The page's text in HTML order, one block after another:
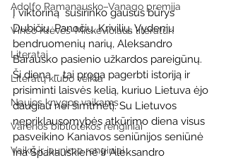
Adolfo Ramanausko–Vanago premija
Vinco Krėvės-Mickevičiaus literatūr
Literatai
Literatų klubo veikla
Naujos knygos vaikams
Varėnos bibliotekos renginiai
Vaikų ir jaunimo renginiai
Į viktoriną  susirinko gausus būrys
Dubičių, Panočių, Krivilių, Vydenių
bendruomenių narių, Aleksandro
Barausko pasienio užkardos pareigūnų.
Ši diena – tai proga pagerbti istoriją ir
prisiminti laisvės kelią, kuriuo Lietuva ėjo
daugiau nei šimtmetį. Su Lietuvos
nepriklausomybės atkūrimo diena visus
pasveikino Kaniavos seniūnijos seniūnė
Ina Špakauskienė ir Aleksandro